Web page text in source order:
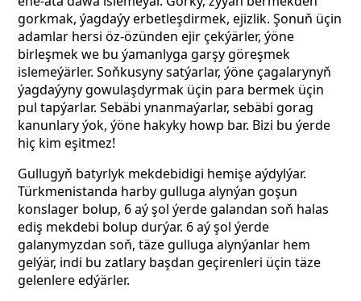
gorkmak, ýagdaýy erbetleşdirmek, ejizlik. Şonuň üçin
adamlar hersi öz-özünden ejir çekýärler, ýöne
birleşmek we bu ýamanlyga garşy göreşmek
islemeýärler. Soňkusyny satýarlar, ýöne çagalarynyň
ýagdaýyny gowulaşdyrmak üçin para bermek üçin
pul tapýarlar. Sebäbi ynanmaýarlar, sebäbi gorag
kanunlary ýok, ýöne hakyky howp bar. Bizi bu ýerde
hiç kim eşitmez!
Gullugyň batyrlyk mekdebidigi hemişe aýdylýar.
Türkmenistanda harby gulluga alynýan goşun
konslager bolup, 6 aý şol ýerde galandan soň halas
ediş mekdebi bolup durýar. 6 aý şol ýerde
galanymyzdan soň, täze gulluga alynýanlar hem
gelýär, indi bu zatlary başdan geçirenleri üçin täze
gelenlere edýärler.